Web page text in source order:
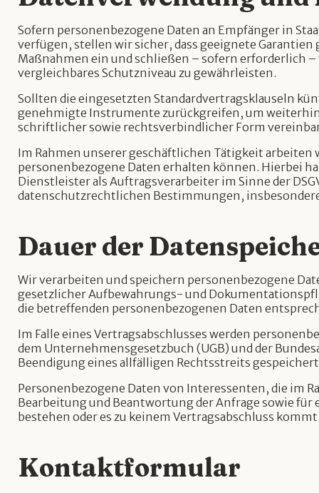
Sofern personenbezogene Daten an Empfänger in
verfügen, stellen wir sicher, dass geeignete Garantien
Maßnahmen ein und schließen – sofern erforderlich
vergleichbares Schutzniveau zu gewährleisten.
Sollten die eingesetzten Standardvertragsklauseln
genehmigte Instrumente zurückgreifen, um
schriftlicher sowie rechtsverbindlicher Form
Im Rahmen unserer geschäftlichen Tätigkeit
personenbezogene Daten erhalten können. Hierbei
Dienstleister als Auftragsverarbeiter im Sinne der
datenschutzrechtlichen Bestimmungen,
Dauer der
Wir verarbeiten und speichern personenbezogene
gesetzlicher Aufbewahrungs- und
die betreffenden personenbezogenen Daten
Im Falle eines Vertragsabschlusses werden
dem Unternehmensgesetzbuch (UGB) und der
Beendigung eines allfälligen Rechtsstreits
Personenbezogene Daten von Interessenten, die im
Bearbeitung und Beantwortung der Anfrage sowie
bestehen oder es zu keinem Vertragsabschluss
Kontaktformular